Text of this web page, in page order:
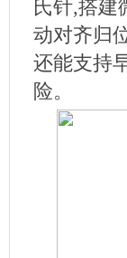
氏针,搭建
动对齐归
还能支持
险。